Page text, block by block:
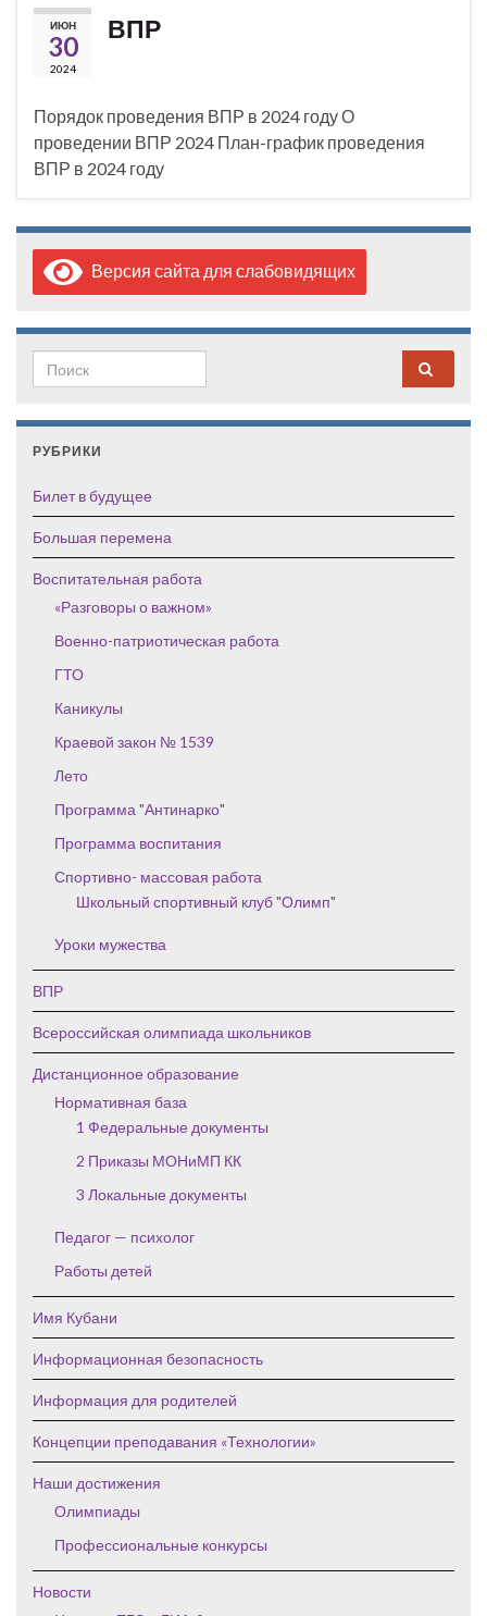
ИЮН
30
2024
ВПР
Порядок проведения ВПР в 2024 году О
проведении ВПР 2024 План-график проведения
ВПР в 2024 году
Версия сайта для слабовидящих
Search for:
РУБРИКИ
Билет в будущее
Большая перемена
Воспитательная работа
«Разговоры о важном»
Военно-патриотическая работа
ГТО
Каникулы
Краевой закон № 1539
Лето
Программа "Антинарко"
Программа воспитания
Спортивно- массовая работа
Школьный спортивный клуб "Олимп"
Уроки мужества
ВПР
Всероссийская олимпиада школьников
Дистанционное образование
Нормативная база
1 Федеральные документы
2 Приказы МОНиМП КК
3 Локальные документы
Педагог — психолог
Работы детей
Имя Кубани
Информационная безопасность
Информация для родителей
Концепции преподавания «Технологии»
Наши достижения
Олимпиады
Профессиональные конкурсы
Новости